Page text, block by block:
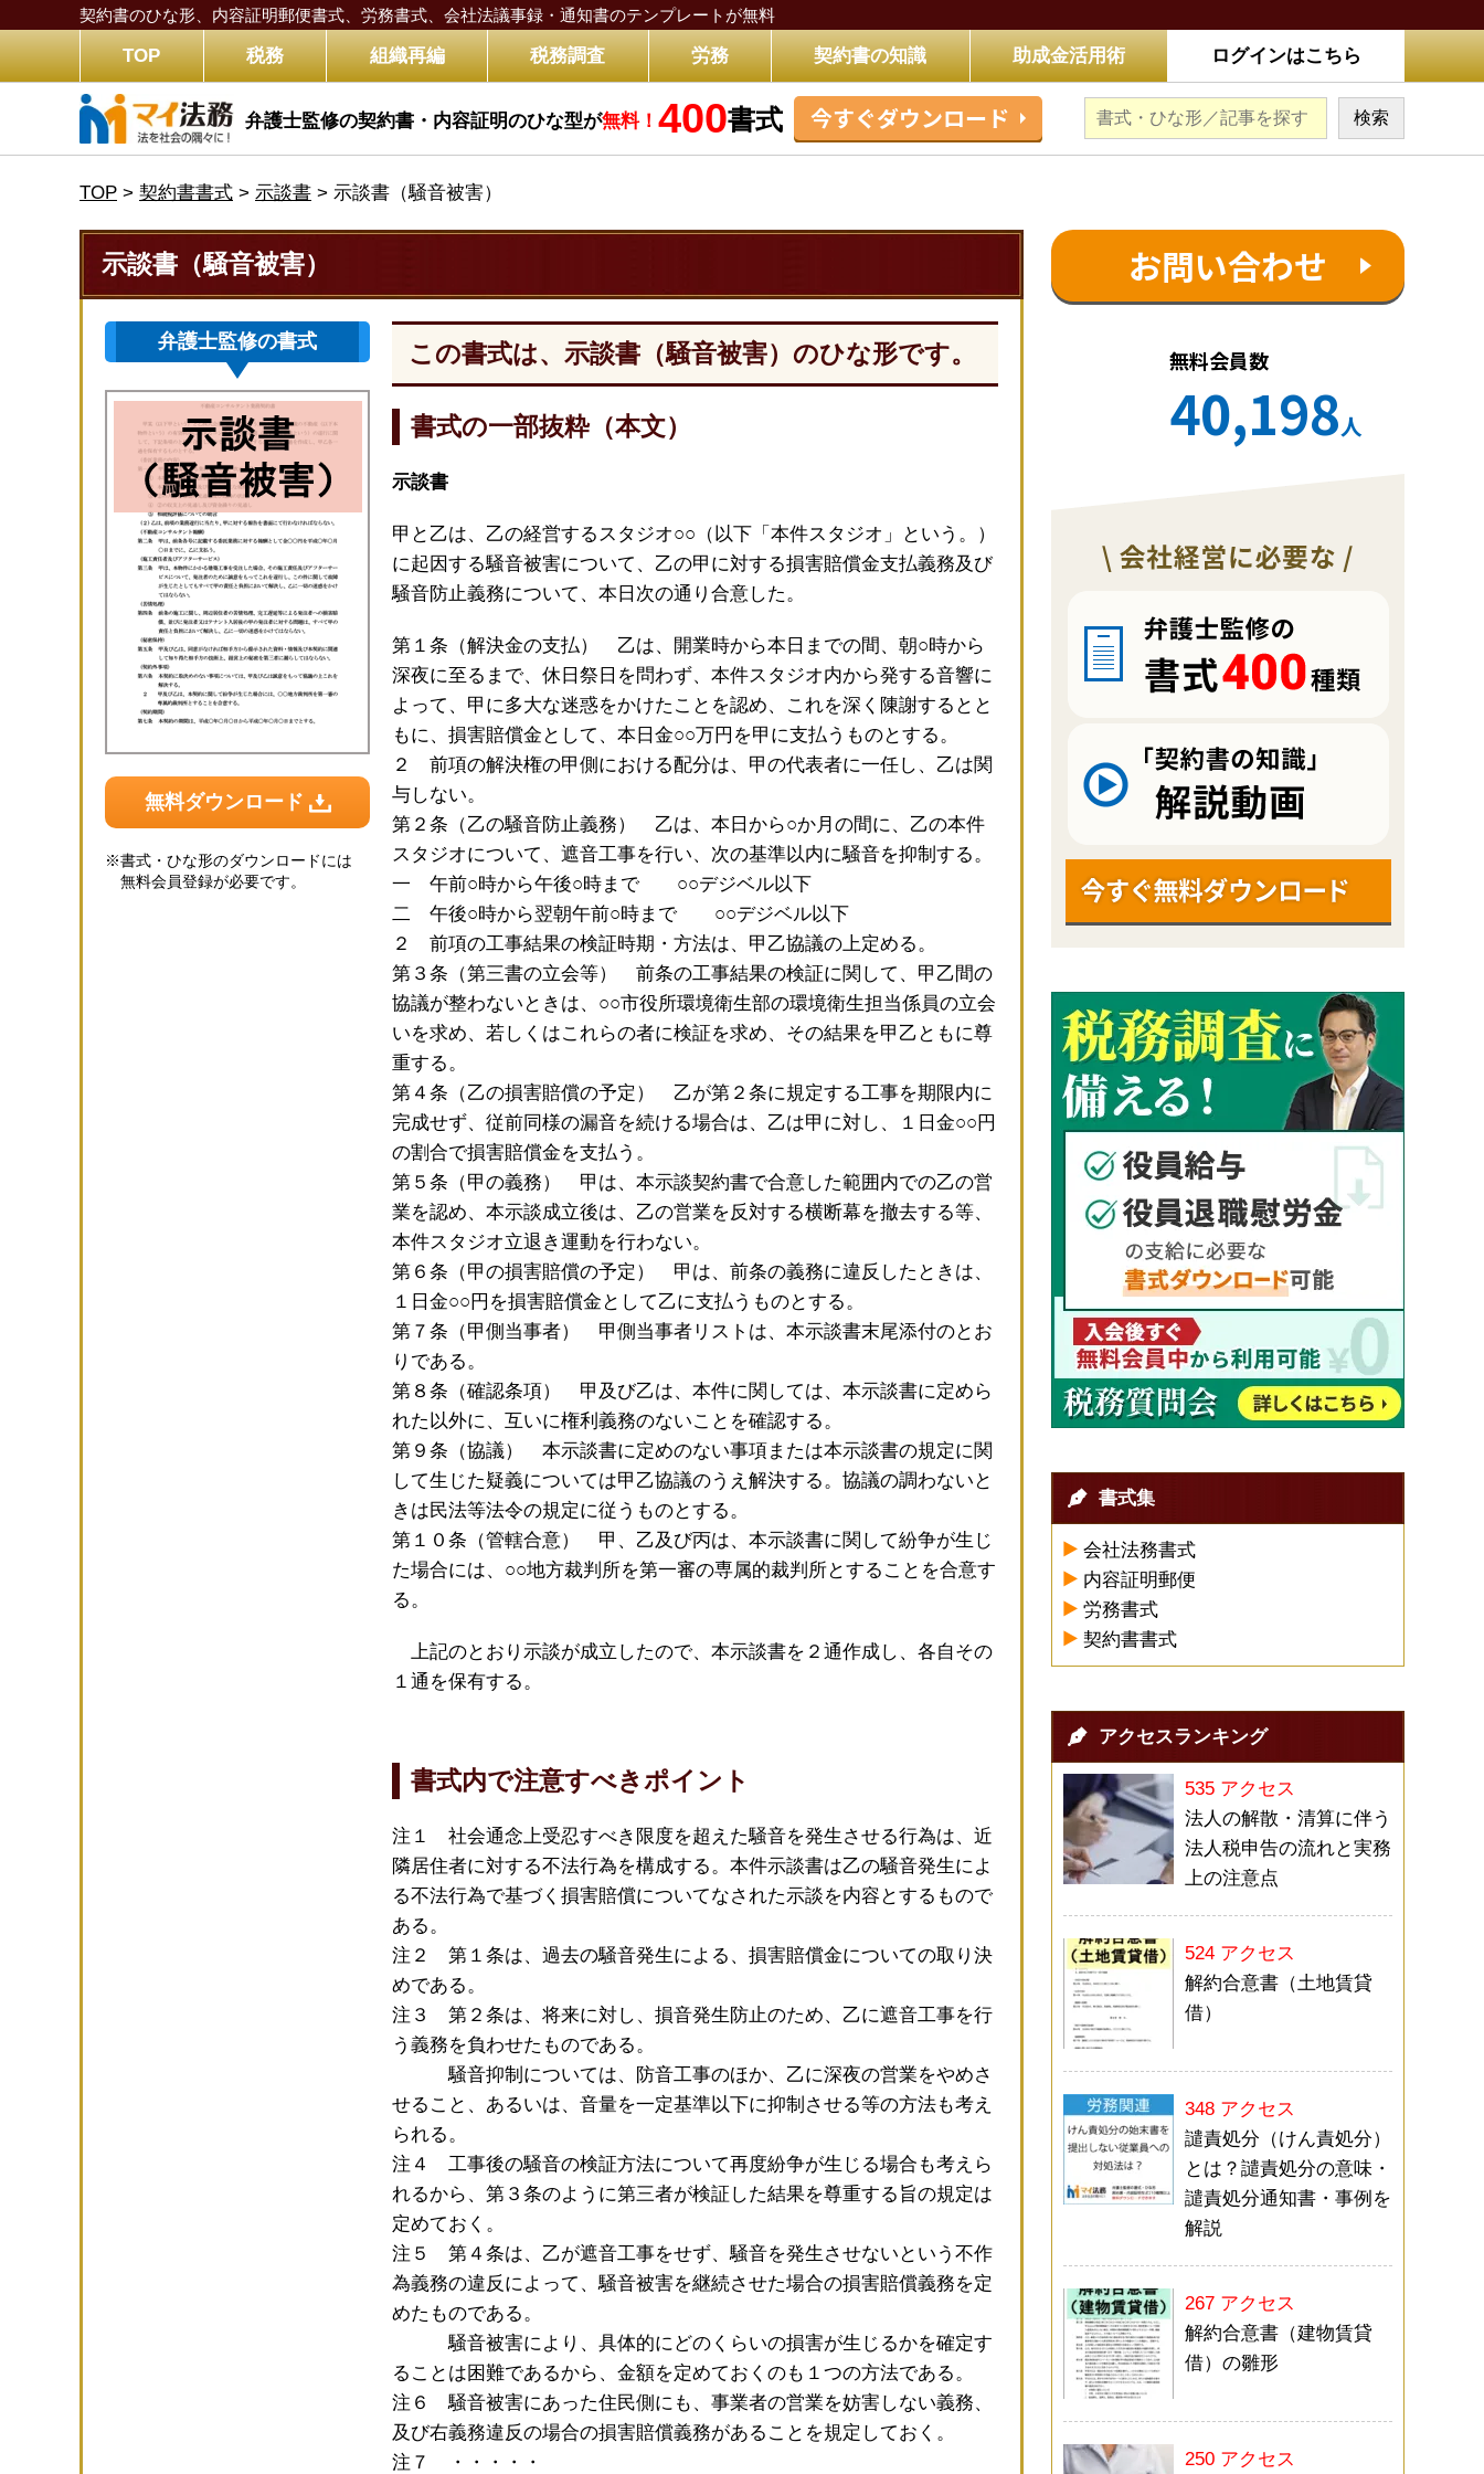
契約書のひな形、内容証明郵便書式、労務書式、 会社法議事録・通知書のテンプレートが無料
TOP 税務 組織再編 税務調査 労務 契約書の知識 助成金活用術 ログインはこちら
弁護士監修の契約書・内容証明のひな型が無料！ 400書式 今すぐダウンロード
TOP > 契約書書式 > 示談書 > 示談書（騒音被害）
示談書（騒音被害）
弁護士監修の書式
無料ダウンロード
※書式・ひな形のダウンロードには
無料会員登録が必要です。
この書式は、示談書（騒音被害）のひな形です。
書式の一部抜粋（本文）
示談書
甲と乙は、乙の経営するスタジオ○○（以下「本件スタジオ」という。）
に起因する騒音被害について、乙の甲に対する損害賠償金支払義務及び
騒音防止義務について、本日次の通り合意した。
第１条（解決金の支払） 乙は、開業時から本日までの間、朝○時から
深夜に至るまで、休日祭日を問わず、本件スタジオ内から発する音響に
よって、甲に多大な迷惑をかけたことを認め、これを深く陳謝するとと
もに、損害賠償金として、本日金○○万円を甲に支払うものとする。
２ 前項の解決権の甲側における配分は、甲の代表者に一任し、乙は関
与しない。
第２条（乙の騒音防止義務） 乙は、本日から○か月の間に、乙の本件
スタジオについて、遮音工事を行い、次の基準以内に騒音を抑制する。
一 午前○時から午後○時まで ○○デジベル以下
二 午後○時から翌朝午前○時まで ○○デジベル以下
２ 前項の工事結果の検証時期・方法は、甲乙協議の上定める。
第３条（第三書の立会等） 前条の工事結果の検証に関して、甲乙間の
協議が整わないときは、○○市役所環境衛生部の環境衛生担当係員の立会
いを求め、若しくはこれらの者に検証を求め、その結果を甲乙ともに尊
重する。
第４条（乙の損害賠償の予定） 乙が第２条に規定する工事を期限内に
完成せず、従前同様の漏音を続ける場合は、乙は甲に対し、１日金○○円
の割合で損害賠償金を支払う。
第５条（甲の義務） 甲は、本示談契約書で合意した範囲内での乙の営
業を認め、本示談成立後は、乙の営業を反対する横断幕を撤去する等、
本件スタジオ立退き運動を行わない。
第６条（甲の損害賠償の予定） 甲は、前条の義務に違反したときは、
１日金○○円を損害賠償金として乙に支払うものとする。
第７条（甲側当事者） 甲側当事者リストは、本示談書末尾添付のとお
りである。
第８条（確認条項） 甲及び乙は、本件に関しては、本示談書に定めら
れた以外に、互いに権利義務のないことを確認する。
第９条（協議） 本示談書に定めのない事項または本示談書の規定に関
して生じた疑義については甲乙協議のうえ解決する。協議の調わないと
きは民法等法令の規定に従うものとする。
第１０条（管轄合意） 甲、乙及び丙は、本示談書に関して紛争が生じ
た場合には、○○地方裁判所を第一審の専属的裁判所とすることを合意す
る。
上記のとおり示談が成立したので、本示談書を２通作成し、各自その
１通を保有する。
書式内で注意すべきポイント
注１ 社会通念上受忍すべき限度を超えた騒音を発生させる行為は、近
隣居住者に対する不法行為を構成する。本件示談書は乙の騒音発生によ
る不法行為で基づく損害賠償についてなされた示談を内容とするもので
ある。
注２ 第１条は、過去の騒音発生による、損害賠償金についての取り決
めである。
注３ 第２条は、将来に対し、損音発生防止のため、乙に遮音工事を行
う義務を負わせたものである。
騒音抑制については、防音工事のほか、乙に深夜の営業をやめさ
せること、あるいは、音量を一定基準以下に抑制させる等の方法も考え
られる。
注４ 工事後の騒音の検証方法について再度紛争が生じる場合も考えら
れるから、第３条のように第三者が検証した結果を尊重する旨の規定は
定めておく。
注５ 第４条は、乙が遮音工事をせず、騒音を発生させないという不作
為義務の違反によって、騒音被害を継続させた場合の損害賠償義務を定
めたものである。
騒音被害により、具体的にどのくらいの損害が生じるかを確定す
ることは困難であるから、金額を定めておくのも１つの方法である。
注６ 騒音被害にあった住民側にも、事業者の営業を妨害しない義務、
及び右義務違反の場合の損害賠償義務があることを規定しておく。
注７ ・・・・・
お問い合わせ
無料会員数
40,198人
書式集
会社法務書式
内容証明郵便
労務書式
契約書書式
アクセスランキング
535 アクセス
法人の解散・清算に伴う
法人税申告の流れと実務
上の注意点
524 アクセス
解約合意書（土地賃貸
借）
348 アクセス
譴責処分（けん責処分）
とは？譴責処分の意味・
譴責処分通知書・事例を
解説
267 アクセス
解約合意書（建物賃貸
借）の雛形
250 アクセス